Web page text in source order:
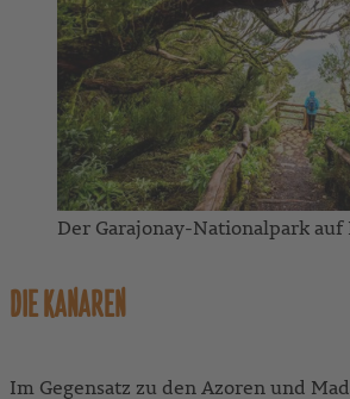
Der Garajonay-Nationalpark auf
DIE KANAREN
Im Gegensatz zu den Azoren und